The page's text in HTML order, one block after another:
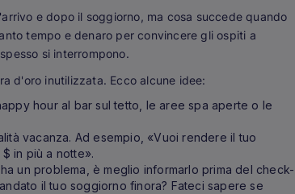
e dopo il soggiorno, ma cosa succede quando
tempo e denaro per convincere gli ospiti a
si interrompono.
d'oro inutilizzata. Ecco alcune idee:
hour al bar sul tetto, le aree spa aperte o le
vacanza. Ad esempio, «Vuoi rendere il tuo
in più a notte».
un problema, è meglio informarlo prima del check-
il tuo soggiorno finora? Fateci sapere se